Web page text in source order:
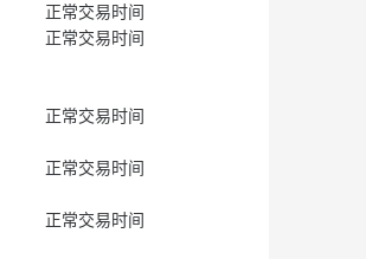
正常交易时间
正常交易时间
正常交易时间
正常交易时间
正常交易时间